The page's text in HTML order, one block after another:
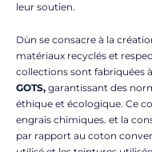
leur soutien.
Dùn se consacre à la
matériaux recyclés et
collections sont fabriquées
GOTS, garantissant des
éthique et écologique. Ce
engrais chimiques. et la
par rapport au coton